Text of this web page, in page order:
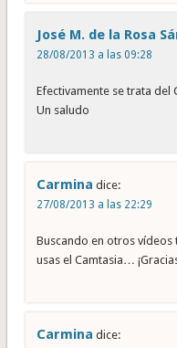
José M. de la Rosa
28/08/2013 a las 09:28
Efectivamente se trata del
Un saludo
Carmina dice:
27/08/2013 a las 22:29
Buscando en otros vídeos
usas el Camtasia…
Carmina dice: